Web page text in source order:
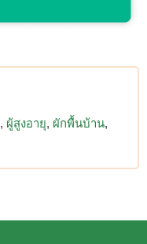
ผู้สูงอายุ ผักพื้นบ้าน